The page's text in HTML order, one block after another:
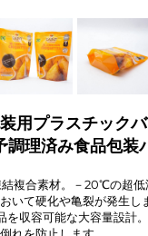
用プラスチック
調理済み食品包装
結複合素材。－20℃の超
いて硬化や亀裂が発生し
を収容可能な大容量設計